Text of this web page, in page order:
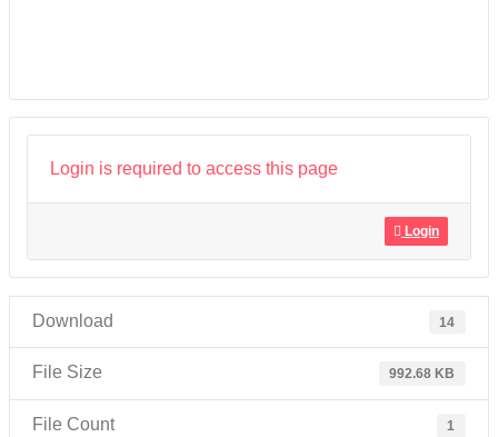
Login is required to access this page
Login
Download 14
File Size 992.68 KB
File Count 1